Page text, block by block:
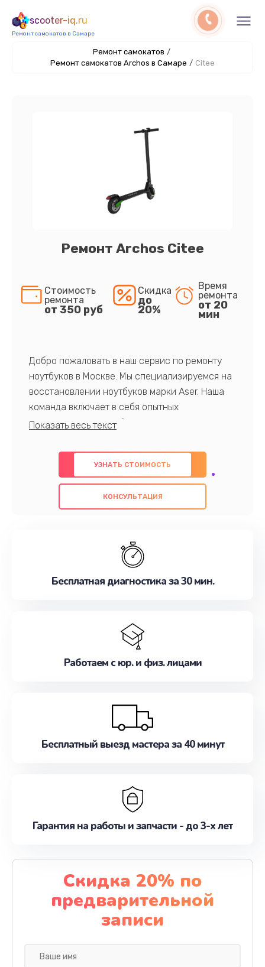
scooter-iq.ru
Ремонт самокатов в Самаре
Ремонт самокатов /
Ремонт самокатов Archos в Самаре / Citee
Ремонт Archos Citee
Стоимость
ремонта
от 350 руб
Скидка
до
20%
Время
ремонта
от 20
мин
Добро пожаловать в наш сервис по ремонту
ноутбуков в Москве. Мы специализируемся на
восстановлении ноутбуков марки Aser. Наша
команда включает в себя опытных
профессионалов с обширными знаниями и
предлагаем быстрый и качественный ремонт с
использованием оригинальных компонентов, а
также гарантируем качество всех
проведенных работ. Наша цель - предоставить
наилучшим образом. Не медлите записаться на
УЗНАТЬ СТОИМОСТЬ
КОНСУЛЬТАЦИЯ
Бесплатная диагностика за 30 мин.
Работаем с юр. и физ. лицами
Бесплатный выезд мастера за 40 минут
Гарантия на работы и запчасти - до 3-х лет
Скидка 20% по
предварительной
записи